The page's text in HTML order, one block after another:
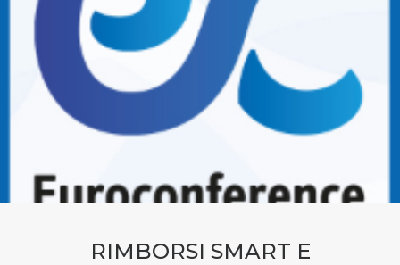
SOCIETARIO E CONTRATTUALISTICA
COMMERCIO INTERNAZIONALE
BANCARIO E FINANZIARIO
NEWS ED EVENTI
RIMBORSI SMART E